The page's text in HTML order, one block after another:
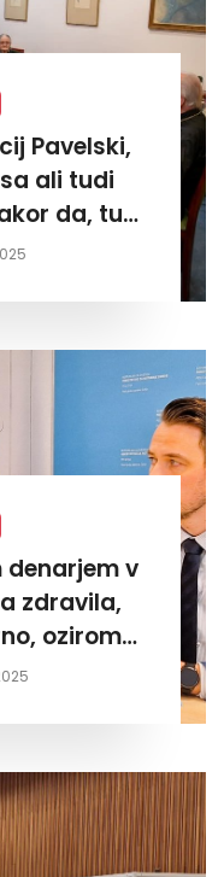
Pavelski,
ali tudi
da, tudi
denarjem v
zdravila,
oziroma
Žalskem«